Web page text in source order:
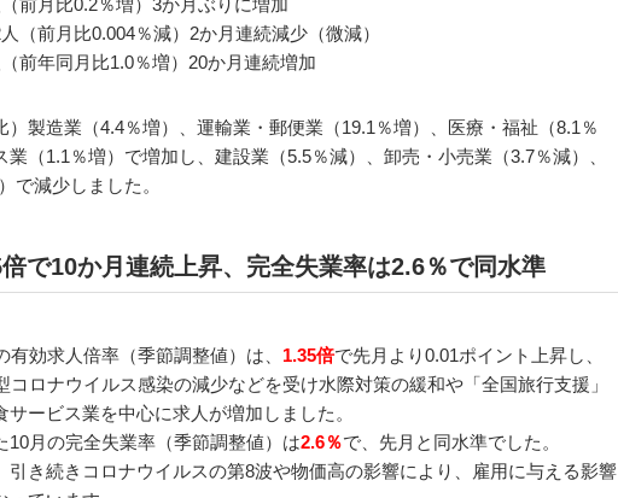
前月比0.004％減）2か月連続減少（微減）
前年同月比1.0％増）20か月連続増加
）製造業（4.4％増）、運輸業・郵便業（19.1％増）、医療・福祉（8.1％
（1.1％増）で増加し、建設業（5.5％減）、卸売・小売業（3.7％減）、
で減少しました。
で10か月連続上昇、完全失業率は2.6％で同水準
有効求人倍率（季節調整値）は、 1.35倍で先月より0.01ポイント上昇し、
コロナウイルス感染の減少などを受け水際対策の緩和や「全国旅行支援」
ービス業を中心に求人が増加しました。
10月の完全失業率（季節調整値）は2.6％で、先月と同水準でした。
引き続きコロナウイルスの第8波や物価高の影響により、雇用に与える影響